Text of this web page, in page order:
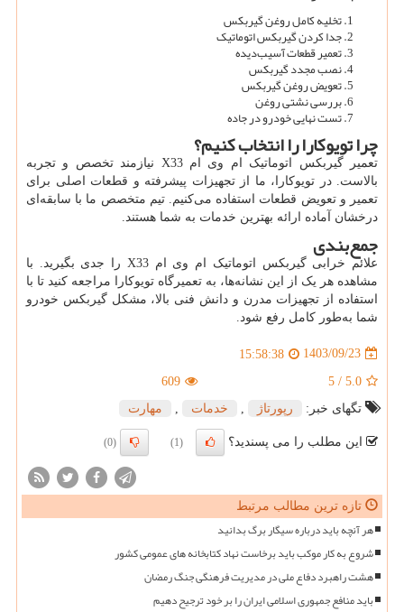
تخلیه کامل روغن گیربکس
جدا کردن گیربکس اتوماتیک
تعمیر قطعات آسیب‌دیده
نصب مجدد گیربکس
تعویض روغن گیربکس
بررسی نشتی روغن
تست نهایی خودرو در جاده
چرا تویوکارا را انتخاب کنیم؟
تعمیر گیربکس اتوماتیک ام وی ام X33 نیازمند تخصص و تجربه
بالاست. در تویوکارا، ما از تجهیزات پیشرفته و قطعات اصلی برای
تعمیر و تعویض قطعات استفاده می‌کنیم. تیم متخصص ما با سابقه‌ای
درخشان آماده ارائه بهترین خدمات به شما هستند.
جمع‌بندی
علائم خرابی گیربکس اتوماتیک ام وی ام X33 را جدی بگیرید. با
مشاهده هر یک از این نشانه‌ها، به تعمیرگاه تویوکارا مراجعه کنید تا با
استفاده از تجهیزات مدرن و دانش فنی بالا، مشکل گیربکس خودرو
شما به‌طور کامل رفع شود.
1403/09/23
15:58:38
5.0
/
5
609
تگهای خبر:
رپورتاژ خدمات مهارت
این مطلب را می پسندید؟ (1)
(0)
تازه ترین مطالب مرتبط
هر آنچه باید درباره سیگار برگ بدانید
شروع به کار موکب باید برخاست نهاد کتابخانه های عمومی کشور
هشت راهبرد دفاع ملی در مدیریت فرهنگی جنگ رمضان
باید منافع جمهوری اسلامی ایران را بر خود ترجیح دهیم